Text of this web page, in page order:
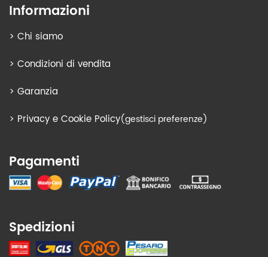
Informazioni
> Chi siamo
> Condizioni di vendita
> Garanzia
> Privacy e Cookie Policy(gestisci preferenze)
Pagamenti
Spedizioni